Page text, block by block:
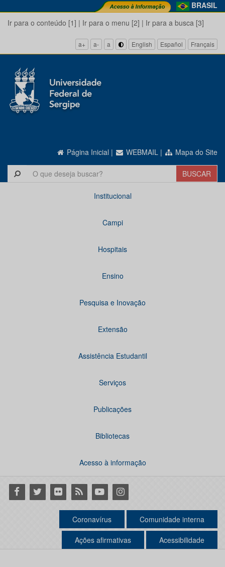
BRASIL
Ir para o conteúdo [1] | Ir para o menu [2] | Ir para a busca [3]
a+ a- a English Español Français
Página Inicial | WEBMAIL | Mapa do Site
Institucional
Campi
Hospitais
Ensino
Pesquisa e Inovação
Extensão
Assistência Estudantil
Serviços
Publicações
Bibliotecas
Acesso à informação
Facebook
Twitter Flickr RSS YoutubeInstagram
Coronavírus Comunidade interna
Ações afirmativas Acessibilidade